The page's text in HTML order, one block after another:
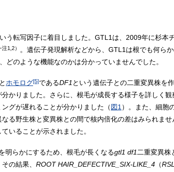
転写因子に着目しました。GTL1は、2009年に杉本
注1,2）
。遺伝子発現解析などから、GTL1は根でも何ら
どのような機能なのかは分かっていませんでした。
と ホモログ[5]であるDF1 という遺伝子との二重変異株を
かりました。さらに、根毛が成長する様子を詳しく観
グが遅れることが分かりました（図1 ）。また、細胞
る野生株と変異株との間で核内倍化の差はみられま
いることが示されました。
明らかにするため、根毛が長くなるgtl1 df1 二重変異株
の結果、 ROOT HAIR_DEFECTIVE_SIX-LIKE_4 （